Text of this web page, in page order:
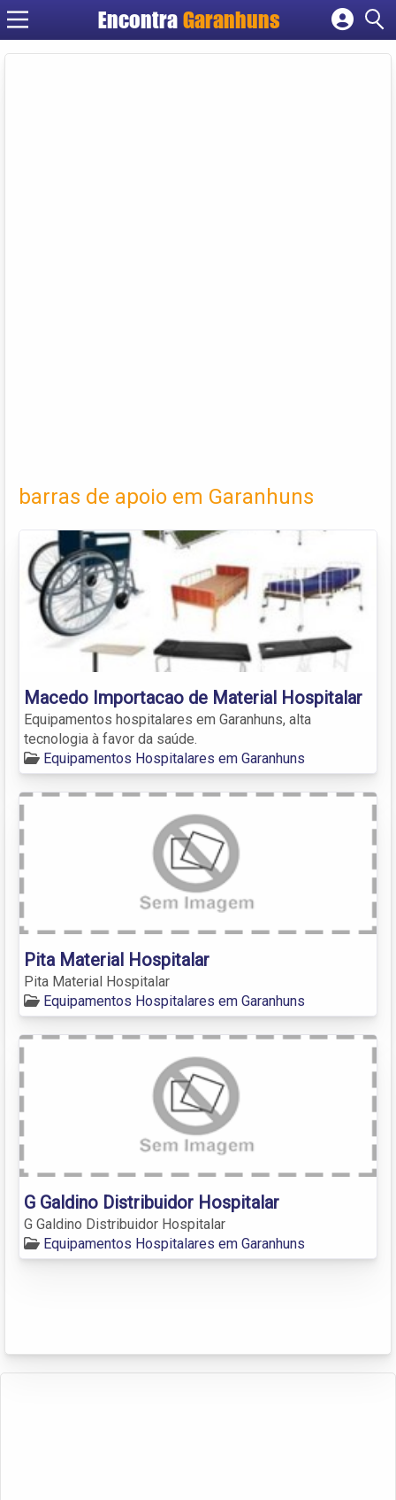
EncontraGaranhuns
Cadastrar empresa
barras de apoio em Garanhuns
Macedo Importacao de Material Hospitalar
Equipamentos hospitalares em Garanhuns, alta
tecnologia à favor da saúde.
Equipamentos Hospitalares em Garanhuns
Pita Material Hospitalar
Pita Material Hospitalar
Equipamentos Hospitalares em Garanhuns
G Galdino Distribuidor Hospitalar
G Galdino Distribuidor Hospitalar
Equipamentos Hospitalares em Garanhuns